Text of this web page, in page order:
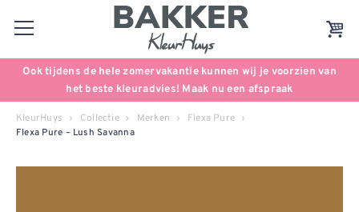
Ook tijdens de hele zomervakantie kunnen wij je voorzien van
het beste kleuradvies! Maak nu een afspraak
KleurHuys Collectie Merken Flexa Pure
Flexa Pure – Lush Savanna